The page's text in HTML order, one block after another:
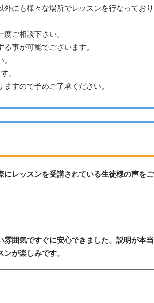
にも様々な場所でレッスンを行なっており
ご相談下さい。
事が可能でございます。
。
すので予めご了承ください。
レッスンを受講されている生徒様の声を
囲気ですぐに安心できました。説明が本
が楽しみです。